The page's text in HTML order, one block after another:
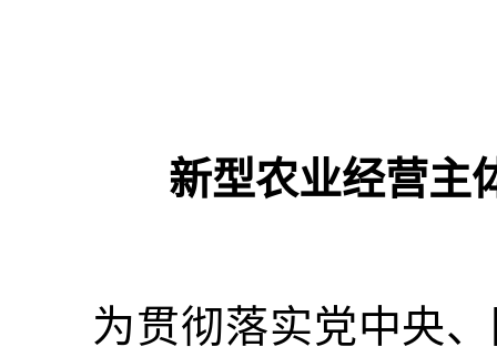
新型农业经营主
为贯彻落实党中央